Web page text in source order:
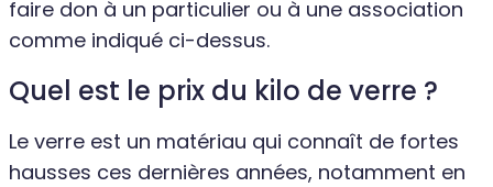
faire don à un particulier ou à une association
comme indiqué ci-dessus.
Quel est le prix du kilo de verre ?
Le verre est un matériau qui connaît de fortes
hausses ces dernières années, notamment en